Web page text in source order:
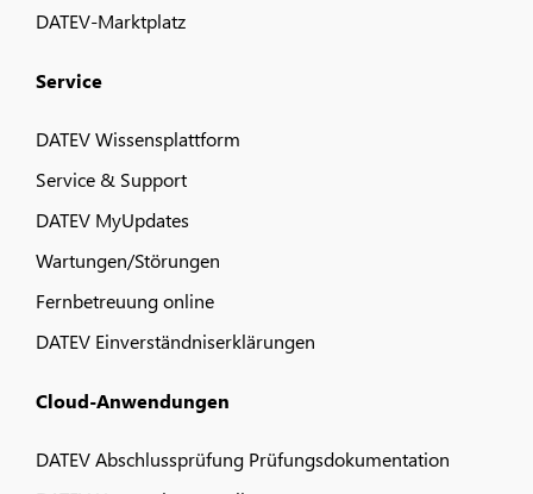
DATEV-Marktplatz
Service
DATEV Wissensplattform
Service & Support
DATEV MyUpdates
Wartungen/Störungen
Fernbetreuung online
DATEV Einverständniserklärungen
Cloud-Anwendungen
DATEV Abschlussprüfung Prüfungsdokumentation